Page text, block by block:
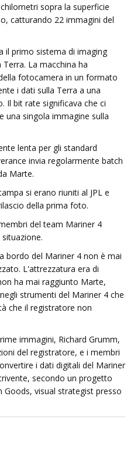
sopra la superficie
catturando 22 immagini del
il primo sistema di imaging
La macchina ha
fotocamera in un formato
i dati sulla Terra a una
Il bit rate significava che ci
una singola immagine sulla
lenta per gli standard
invia regolarmente batch
Marte.
si erano riuniti al JPL e
della prima foto.
del team Mariner 4
bordo del Mariner 4 non è mai
L'attrezzatura era di
ha mai raggiunto Marte,
strumenti del Mariner 4 che
che il registratore non
immagini, Richard Grumm,
del registratore, e i membri
i dati digitali del Mariner
secondo un progetto
visual strategist presso